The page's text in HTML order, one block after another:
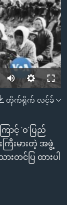
တိုက်ရိုက် လင့်ခ်
ာင့် 'ဝ'ပြည်
ြီးမားတဲ့ အဖွဲ့
တင်ပြ ထားပါ